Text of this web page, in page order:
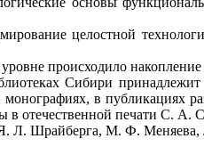
целостной
происходило
Сибири
в публикациях
в отечественной печати С.
Я. Л. Шрайберга, М. Ф.